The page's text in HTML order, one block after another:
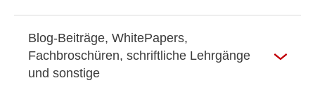
Blog-Beiträge, WhitePapers,
Fachbroschüren, schriftliche Lehrgänge
und sonstige